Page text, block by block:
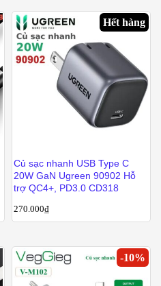
Hết hàng
Củ sạc nhanh USB Type C
20W GaN Ugreen 90902 Hỗ
trợ QC4+, PD3.0 CD318
270.000₫
-10%